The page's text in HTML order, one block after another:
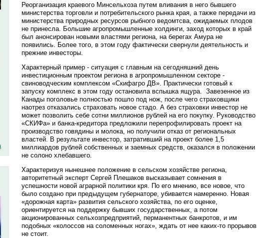
Реорганизация краевого Минсельхоза путем вливания в него бывшего
министерства торговли и потребительского рынка края, а также передачи из
министерства природных ресурсов рыбного ведомтсва, ожидаемых плодов
не принесла. Большие агропромышленные холдинги, заход которых в край
был анонсирован новыми властями региона, на берегах Амура не
появились. Более того, в этом году фактически свернули деятельность и
прежние инвесторы.
Характерный пример - ситуация с главным на сегодняшний день
инвестиционным проектом региона в агропромышленном секторе -
свиноводческим комплексом «Скифагро ДВ». Практически готовый к
запуску комплекс в этом году остановила вспышка ящура. Завезенное из
Канады поголовье полностью пошло под нож, после чего страховщики
наотрез отказались страховать новое стадо. А без страховки инвестор не
может позволить себе сотни миллионов рублей на его покупку. Руководство
«СКИФа» и банка-кредитора предложили перепрофилировать проект на
производство говядины и молока, но получили отказ от региональных
властей. В результате инвестор, затративший на проект более 1,5
миллиардов рублей собственных и заемных средств, оказался в положении
не солоно хлебавшего.
Характеризуя нынешнее положение в сельском хозяйстве региона,
авторитетный эксперт Сергей Плешаков высказывает сомнения в
успешности новой аграрной политики кря. По его мнению, все новое, что
было создано при предыдущем губернаторе, убивается намеренно. Новая
«дорожная карта» развития сельского хозяйства, по его оценке,
ориентируется на поддержку бывших государственных, а потом
акционированных сельхозпредприятий, перманентных банкротов, и им
подобных «колоссов на соломенных ногах», ждать от нее каких-то прорывов
не стоит.